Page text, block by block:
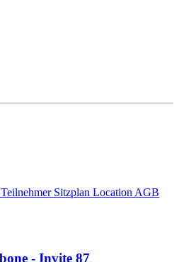
Teilnehmer Sitzplan Location AGB
- Invite 87